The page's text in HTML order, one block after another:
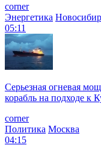
corner
Энергетика
05:11
Серьезная огневая
корабль на подходе к
corner
Политика Москва
04:15